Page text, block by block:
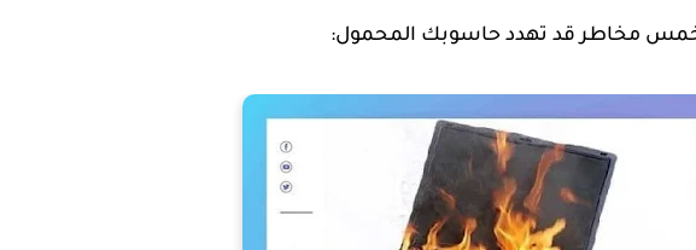
مخاطر قد تهدد حاسوبك المحمول: